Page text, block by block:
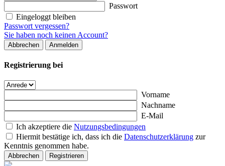
Passwort
Eingeloggt bleiben
Passwort vergessen?
Sie haben noch keinen Account?
Abbrechen Anmelden
Registrierung bei
Vorname
Nachname
E-Mail
Ich akzeptiere die Nutzungsbedingungen
Hiermit bestätige ich, dass ich die Datenschutzerklärung zur
Kenntnis genommen habe.
Abbrechen Registrieren